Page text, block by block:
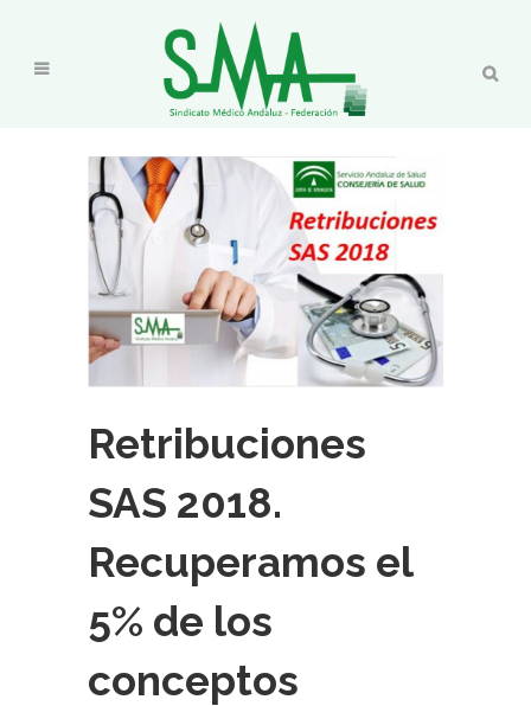
Retribuciones
SAS 2018.
Recuperamos el
5% de los
conceptos